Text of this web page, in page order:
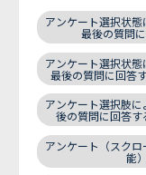
アンケート選択状
最後の質問
アンケート選択状
最後の質問に回答
アンケート選択肢
後の質問に回答
アンケート（スク
能